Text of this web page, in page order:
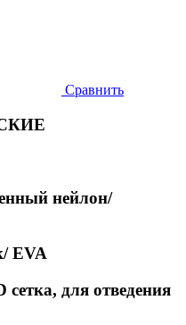
Сравнить
нейлон/
EVA
для отведения